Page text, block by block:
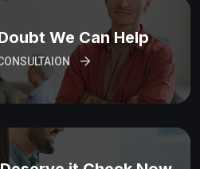
We Can Help